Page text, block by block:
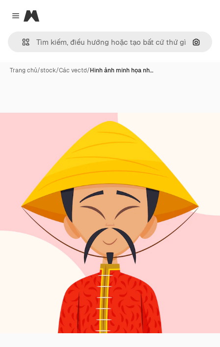
Close menu
Magnific
Tìm
Trang chủ/stock/Các vectơ/Hình ảnh minh họa nh…